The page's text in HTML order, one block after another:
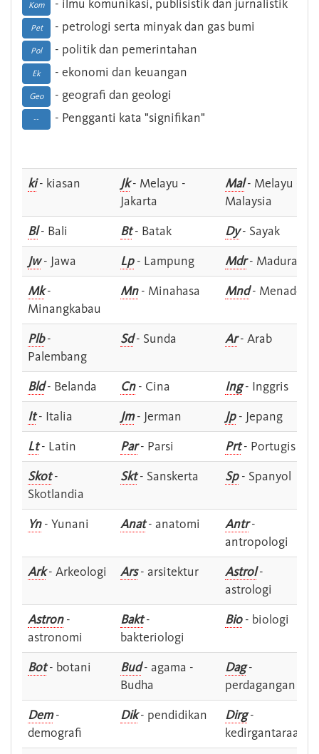
Kom - ilmu komunikasi, publisistik dan jurnalistik
Pet - petrologi serta minyak dan gas bumi
Pol - politik dan pemerintahan
Ek - ekonomi dan keuangan
Geo - geografi dan geologi
-- - Pengganti kata "signifikan"
ki- kiasan Jk- Melayu -
Jakarta
Mal- Melayu -
Malaysia
Bl- Bali Bt- Batak Dy- Sayak
Jw- Jawa Lp- Lampung Mdr- Madura
Mk-
Minangkabau
Mn- Minahasa Mnd- Menado
Plb-
Palembang
Sd- Sunda Ar- Arab
Bld- Belanda Cn- Cina Ing- Inggris
It- Italia Jm- Jerman Jp- Jepang
Lt- Latin Par- Parsi Prt- Portugis
Skot-
Skotlandia
Skt- Sanskerta Sp- Spanyol
Yn- Yunani Anat- anatomi Antr-
antropologi
Ark- Arkeologi Ars- arsitektur Astrol-
astrologi
Astron-
astronomi
Bakt-
bakteriologi
Bio- biologi
Bot- botani Bud- agama -
Budha
Dag-
perdagangan
Dem-
demografi
Dik- pendidikan Dirg-
kedirgantaraan